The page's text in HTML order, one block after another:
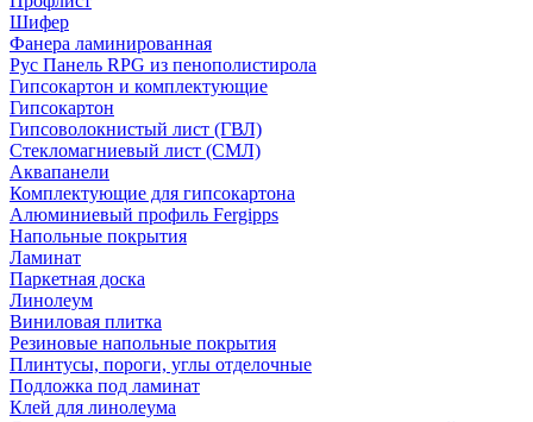
Шифер
Фанера ламинированная
Рус Панель RPG из пенополистирола
Гипсокартон и комплектующие
Гипсокартон
Гипсоволокнистый лист (ГВЛ)
Стекломагниевый лист (СМЛ)
Аквапанели
Комплектующие для гипсокартона
Алюминиевый профиль Fergipps
Напольные покрытия
Ламинат
Паркетная доска
Линолеум
Виниловая плитка
Резиновые напольные покрытия
Плинтусы, пороги, углы отделочные
Подложка под ламинат
Клей для линолеума